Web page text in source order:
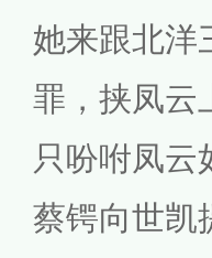
她来跟北洋
罪，挟凤云
只吩咐凤云
蔡锷向世凯